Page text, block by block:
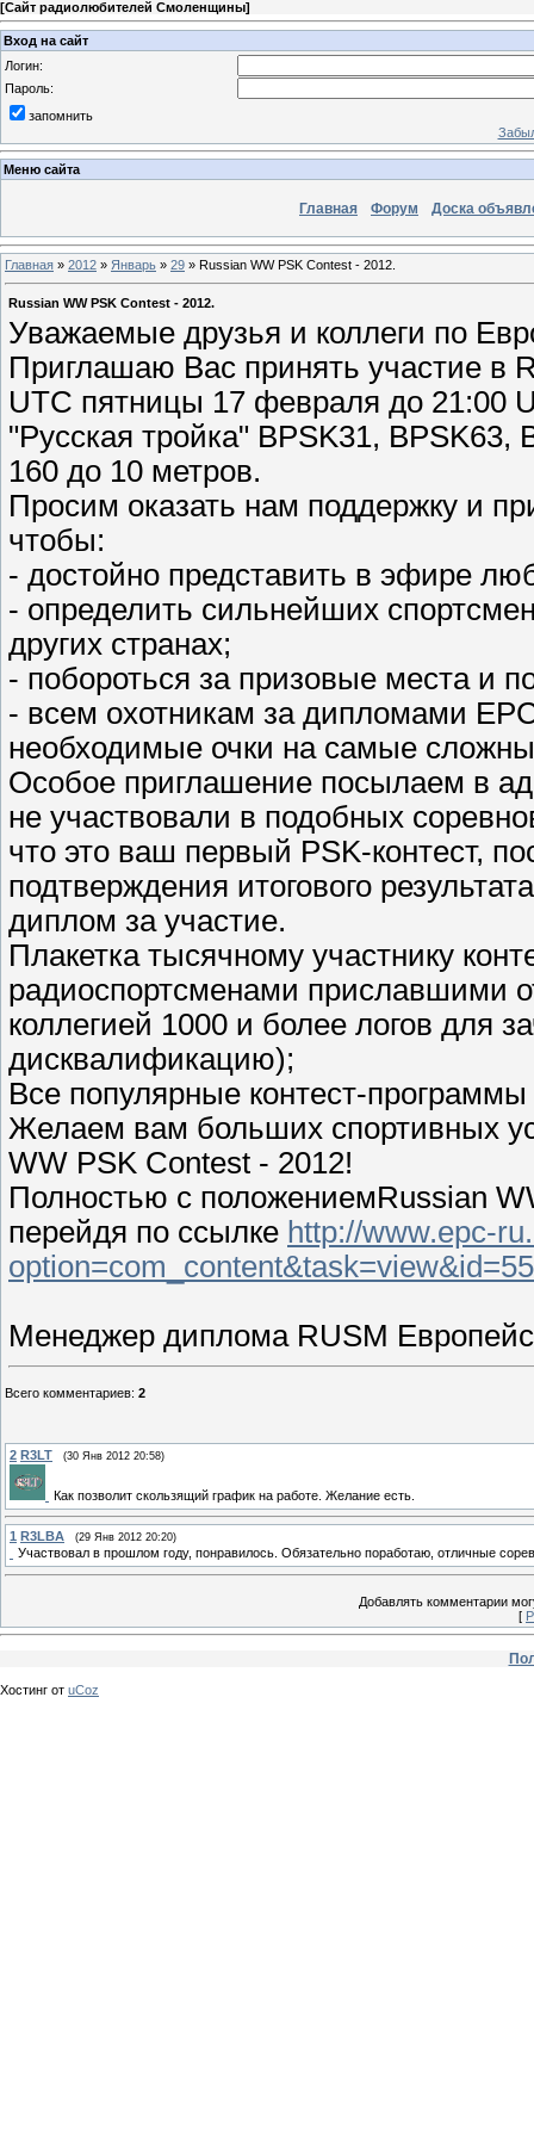
[Сайт радиолюбителей Смоленщины]
Вход на сайт
Логин:
Пароль:
запомнить
Меню сайта
Главная Форум Доска
Главная » 2012 » Январь » 29 » Russian WW PSK Contest - 2012.
Russian WW PSK Contest - 2012.
Уважаемые друзья и коллеги по
Приглашаю Вас принять участие в
UTC пятницы 17 февраля до 21:00
"Русская тройка" BPSK31,
160 до 10 метров.
Просим оказать нам поддержку и
чтобы:
- достойно представить в эфире
- определить сильнейших
других странах;
- побороться за призовые места и
- всем охотникам за дипломами
необходимые очки на самые
Особое приглашение посылаем в
не участвовали в подобных
что это ваш первый PSK-контест,
подтверждения итогового
диплом за участие.
Плакетка тысячному участнику
радиоспортсменами приславшими
коллегией 1000 и более логов для
дисквалификацию);
Все популярные контест-
Желаем вам больших спортивных
WW PSK Contest - 2012!
Полностью с положениемRussian
перейдя по ссылке http://www.epc-
Менеджер диплома RUSM
Всего комментариев: 2
2 R3LT (30 Янв 2012 20:58)
Как позволит скользящий график на работе. Желание есть.
1 R3LBA (29 Янв 2012 20:20)
Участвовал в прошлом году, понравилось. Обязательно поработаю, отличные
Добавлять комментарии
[
Хостинг от uCoz